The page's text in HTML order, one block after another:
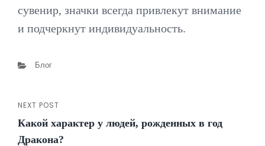
сувенир, значки всегда привлекут внимание
и подчеркнут индивидуальность.
Categories
Блог
Навігація
записів
Next
Post
NEXT POST
Какой характер у людей, рожденных в год
Дракона?